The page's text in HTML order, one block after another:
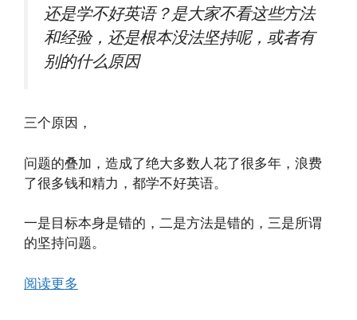
还是学不好英语？是大家不看这些方法
和经验，还是根本没法坚持呢，或者有
别的什么原因
三个原因，
问题的叠加，造成了绝大多数人花了很多年，浪费
了很多钱和精力，都学不好英语。
一是目标本身是错的，二是方法是错的，三是所谓
的坚持问题。
阅读更多